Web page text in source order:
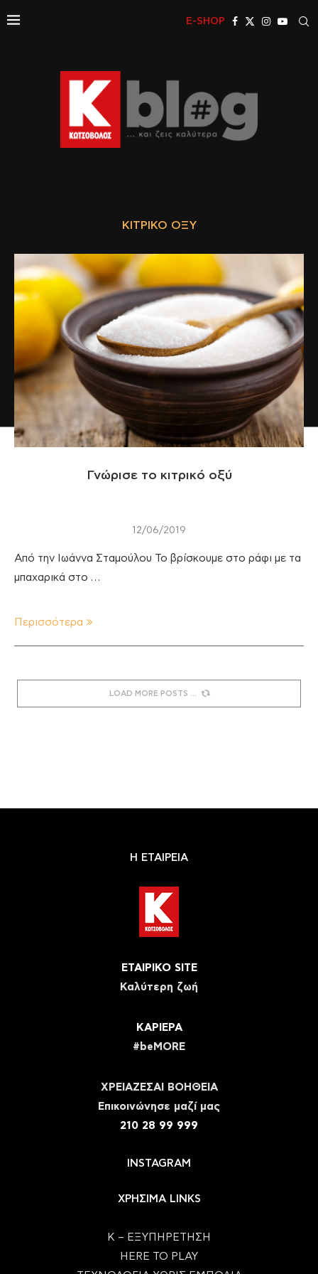
E-SHOP
ΚΙΤΡΙΚΌ ΟΞΎ
Γνώρισε το κιτρικό οξύ
12/06/2019
Από την Ιωάννα Σταμούλου Το βρίσκουμε στο ράφι με τα
μπαχαρικά στο …
Περισσότερα
LOAD MORE POSTS
Η ΕΤΑΙΡΕΙΑ
ΕΤΑΙΡΙΚΟ SITE
Καλύτερη ζωή
ΚΑΡΙΕΡΑ
#beMORE
ΧΡΕΙΑΖΕΣΑΙ ΒΟΗΘΕΙΑ
Eπικοινώνησε μαζί μας
210 28 99 999
INSTAGRAM
ΧΡΗΣΙΜΑ LINKS
Κ – ΕΞΥΠΗΡΕΤΗΣΗ
HERE TO PLAY